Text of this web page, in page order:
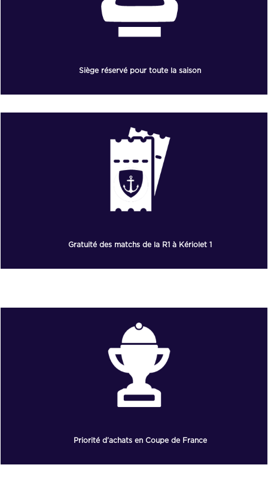
Siège réservé pour toute la saison
Gratuité des matchs de la R1 à Kériolet 1
Priorité d’achats en Coupe de France